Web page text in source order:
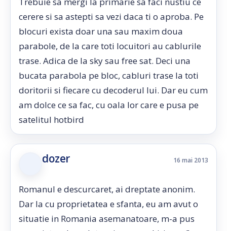
cerere si sa astepti sa vezi daca ti o aproba. Pe
blocuri exista doar una sau maxim doua
parabole, de la care toti locuitori au cablurile
trase. Adica de la sky sau free sat. Deci una
bucata parabola pe bloc, cabluri trase la toti
doritorii si fiecare cu decoderul lui. Dar eu cum
am dolce ce sa fac, cu oala lor care e pusa pe
satelitul hotbird
dozer 16 mai 2013
Romanul e descurcaret, ai dreptate anonim.
Dar la cu proprietatea e sfanta, eu am avut o
situatie in Romania asemanatoare, m-a pus